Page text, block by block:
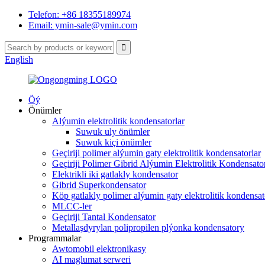
Telefon: +86 18355189974
Email: ymin-sale@ymin.com
English
Öý
Önümler
Alýumin elektrolitik kondensatorlar
Suwuk uly önümler
Suwuk kiçi önümler
Geçiriji polimer alýumin gaty elektrolitik kondensatorlar
Geçiriji Polimer Gibrid Alýumin Elektrolitik
Elektrikli iki gatlakly kondensator
Gibrid Superkondensator
Köp gatlakly polimer alýumin gaty elektrolitik
MLCC-ler
Geçiriji Tantal Kondensator
Metallaşdyrylan polipropilen plýonka kondensatory
Programmalar
Awtomobil elektronikasy
AI maglumat serweri